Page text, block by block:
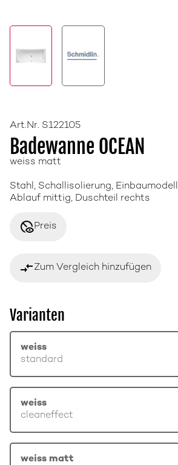
Art.Nr. S122105
Badewanne OCEAN
weiss matt
Stahl, Schallisolierung, Einbaumodell
Ablauf mittig, Duschteil rechts
disabled_visiblePreis
compare_arrowsZum Vergleich hinzufügen
Varianten
weiss
standard
weiss
cleaneffect
weiss matt